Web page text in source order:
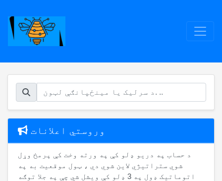
وروستي اعلانات
د حساب په دریو ډلو کې په ورته وخت کې پرمخ وړل
شوي ستراتیژي لاین شوي دي ، ټول موقعیت به په
اتوماتيک ډول په 3 ډلو کې ویشل شي چې په جلا توګه